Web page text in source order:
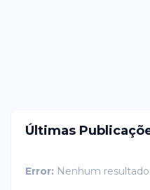
Últimas
Error: Nenhum